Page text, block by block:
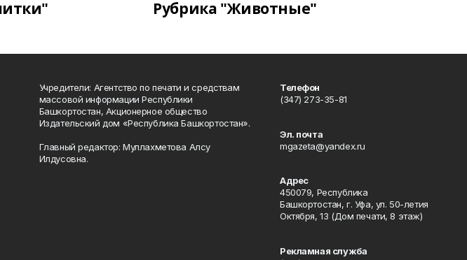
Рубрика "Животные"
Учредители: Агентство по печати и средствам
массовой информации Республики
Башкортостан, Акционерное общество
Издательский дом «Республика Башкортостан».
Главный редактор: Муллахметова Алсу
Илдусовна.
Телефон
(347) 273-35-81
Эл. почта
mgazeta@yandex.ru
Адрес
450079, Республика
Башкортостан, г. Уфа, ул. 50-летия
Октября, 13 (Дом печати, 8 этаж)
Рекламная служба